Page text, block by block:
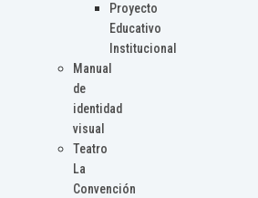
Proyecto
Educativo
Institucional
Manual
de
identidad
visual
Teatro
La
Convención